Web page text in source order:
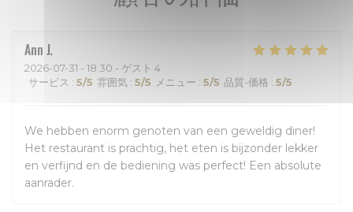
Ann J
2026-07-31 - 18:30 - ゲスト 4
サービス : 5/5 雰囲気 : 5/5 メニュー : 5/5 品質-価格 : 5/5
We hebben enorm genoten van een geweldig diner!
Het restaurant is prachtig, het eten is bijzonder lekker
en verfijnd en de bediening was perfect! Een absolute
aanrader.